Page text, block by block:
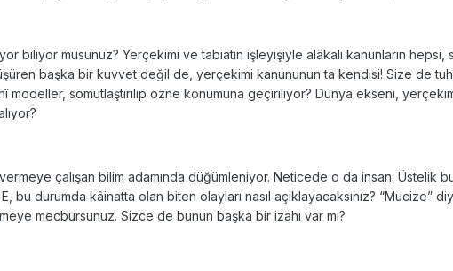
biliyor musunuz? Yerçekimi ve tabiatın işleyişiyle alâkalı kanunların
başka bir kuvvet değil de, yerçekimi kanununun ta kendisi! Size de
modeller, somutlaştırılıp özne konumuna geçiriliyor? Dünya ekseni,
çalışan bilim adamında düğümleniyor. Neticede o da insan. Üstelik
bu durumda kâinatta olan biten olayları nasıl açıklayacaksınız? “Mucize”
mecbursunuz. Sizce de bunun başka bir izahı var mı?